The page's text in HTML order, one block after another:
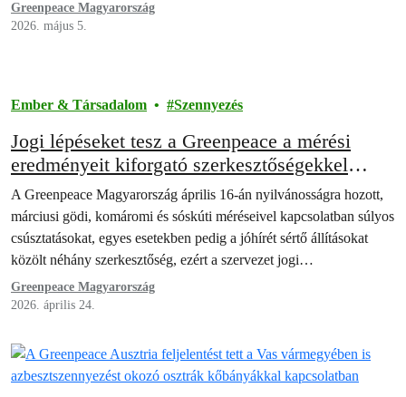
Greenpeace Magyarország
2026. május 5.
Ember & Társadalom Szennyezés
Jogi lépéseket tesz a Greenpeace a mérési
eredményeit kiforgató szerkesztőségekkel
szemben
A Greenpeace Magyarország április 16-án nyilvánosságra hozott,
márciusi gödi, komáromi és sóskúti méréseivel kapcsolatban súlyos
csúsztatásokat, egyes esetekben pedig a jóhírét sértő állításokat
közölt néhány szerkesztőség, ezért a szervezet jogi…
Greenpeace Magyarország
2026. április 24.